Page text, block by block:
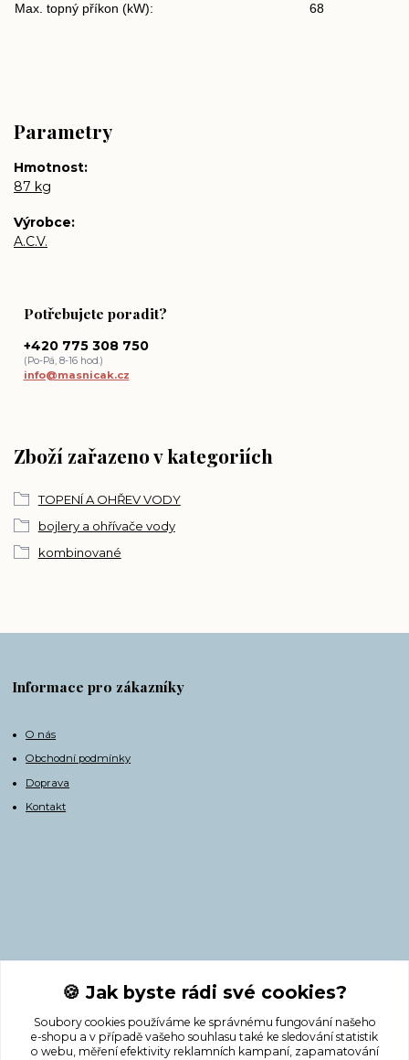
Max. topný příkon (kW):
68
Parametry
Hmotnost
87 kg
Výrobce
A.C.V.
Zboží zařazeno v kategoriích
TOPENÍ A OHŘEV VODY
bojlery a ohřívače vody
kombinované
Potřebujete poradit?
+420 775 308 750
(Po-Pá, 8-16 hod.)
info@masnicak.cz
Informace pro zákazníky
O nás
Obchodní podmínky
Doprava
Kontakt
Kontakty
+420 775 308 750
🍪 Jak byste rádi své cookies?
Soubory cookies používáme ke správnému fungování našeho
e-shopu a v případě vašeho souhlasu také ke sledování statistik
o webu, měření efektivity reklamních kampaní, zapamatování